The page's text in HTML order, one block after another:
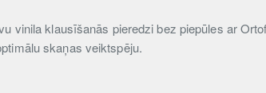
vinila klausīšanās pieredzi bez piepūles ar
skaņas veiktspēju.